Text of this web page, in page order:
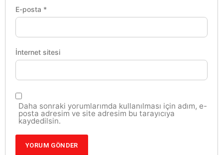
E-posta *
İnternet sitesi
Daha sonraki yorumlarımda kullanılması için adım, e-
posta adresim ve site adresim bu tarayıcıya
kaydedilsin.